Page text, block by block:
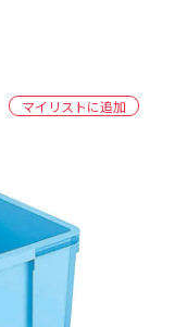
マイリストに追加